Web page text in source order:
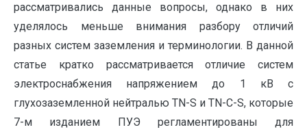
рассматривались данные вопросы, однако в них
уделялось меньше внимания разбору отличий
разных систем заземления и терминологии. В данной
статье кратко рассматривается отличие систем
электроснабжения напряжением до 1 кВ с
глухозаземленной нейтралью TN-S и TN-C-S, которые
7-м изданием ПУЭ регламентированы для